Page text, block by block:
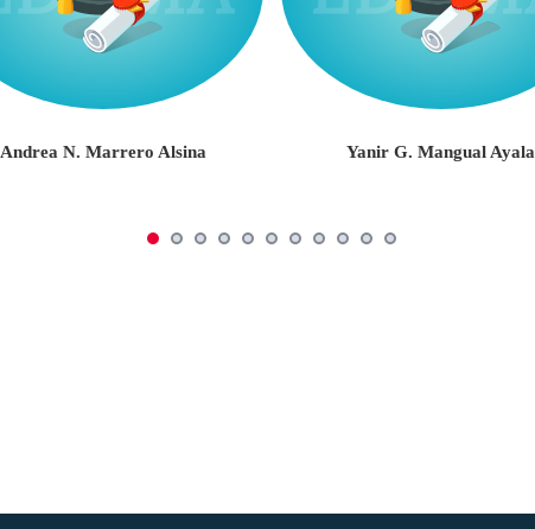
Andrea N. Marrero Alsina Yanir G. Mangual Ayala